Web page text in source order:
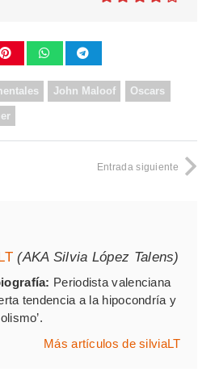
John Maloof Oscars
Entrada siguiente
(AKA Silvia López Talens)
Periodista valenciana
tendencia a la hipocondría y
Más artículos de silviaLT